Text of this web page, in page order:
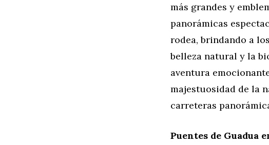
más grandes y
panorámicas
rodea, brindando a
belleza natural y la
aventura
majestuosidad de la
carreteras
Puentes de Guadua